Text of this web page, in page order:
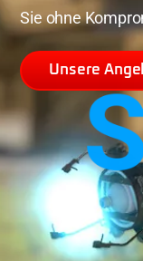
Sie ohne
Unsere Ange